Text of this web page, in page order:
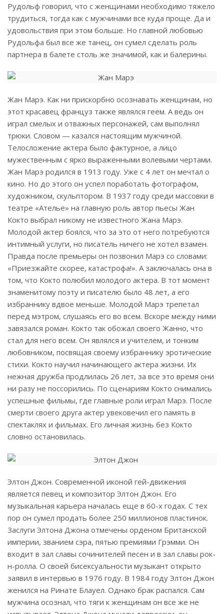
Рудольф говорил, что с женщинами необходимо тяжело
трудиться, тогда как с мужчинами все куда проще. Да и
удовольствия при этом больше. Но главной любовью
Рудольфа был все же танец, он сумел сделать роль
партнера в балете столь же значимой, как и балерины.
Жан Марэ. Как ни прискорбно осознавать женщинам, но
этот красавец француз также являлся геем. А ведь он
играл смелых и отважных персонажей, сам выполнял
трюки. Словом — казался настоящим мужчиной.
Телосложение актера было фактурное, а лицо
мужественным с ярко выраженными волевыми чертами.
Жан Марэ родился в 1913 году. Уже с 4 лет он мечтал о
кино. Но до этого он успел поработать фотографом,
художником, скульптором. В 1937 году среди массовки в
театре «Ателье» на главную роль автор пьесы Жан
Кокто выбрал никому не известного Жана Марэ.
Молодой актер боялся, что за это от него потребуются
интимный услуги, но писатель ничего не хотел взамен.
Правда после премьеры он позвонил Марэ со словами:
«Приезжайте скорее, катастрофа!». А заключалась она в
том, что Кокто полюбил молодого актера. В тот момент
знаменитому поэту и писателю было 48 лет, а его
избраннику вдвое меньше. Молодой Марэ трепетал
перед мэтром, слушаясь его во всем. Вскоре между ними
завязался роман. Кокто так обожал своего Жанно, что
стал для него всем. Он являлся и учителем, и тонким
любовником, посвящая своему избраннику эротические
стихи. Кокто научил начинающего актера жизни. Их
нежная дружба продлилась 26 лет, за все это время они
ни разу не поссорились. По сценариям Кокто снимались
успешные фильмы, где главные роли играл Марэ. После
смерти своего друга актер увековечил его память в
спектаклях и фильмах. Его личная жизнь без Кокто
словно остановилась.
Элтон Джон. Современной иконой гей-движения
является певец и композитор Элтон Джон. Его
музыкальная карьера началась еще в 60-х годах. С тех
пор он сумел продать более 250 миллионов пластинок.
Заслуги Элтона Джона отмечены орденом Британской
империи, званием сэра, пятью премиями Грэмми. Он
входит в зал славы сочинителей песен и в зал славы рок-
н-ролла. О своей бисексуальности музыкант открыто
заявил в интервью в 1976 году. В 1984 году Элтон Джон
женился на Ринате Блауел. Однако брак распался. Сам
мужчина осознал, что тяги к женщинам он все же не